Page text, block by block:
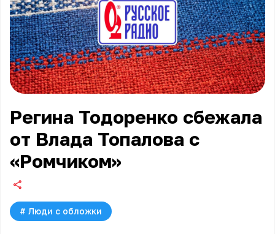
Регина Тодоренко сбежала
от Влада Топалова с
«Ромчиком»
# Люди с обложки